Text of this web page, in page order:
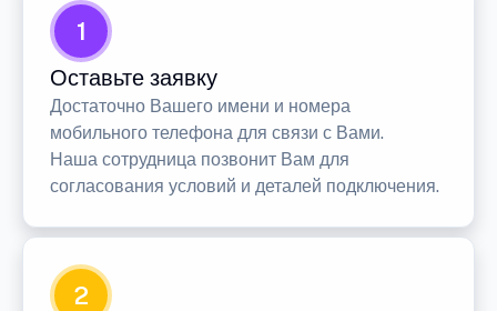
1
Оставьте заявку
Достаточно Вашего имени и номера
мобильного телефона для связи с Вами.
Наша сотрудница позвонит Вам для
согласования условий и деталей подключения.
2